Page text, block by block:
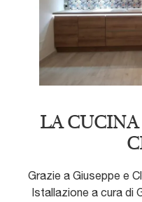
LA CUCINA
Grazie a Giuseppe e
Istallazione a cura di